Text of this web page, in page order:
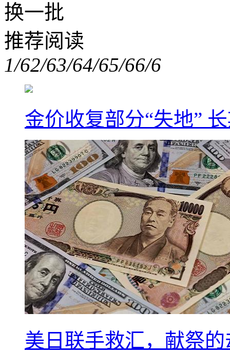
换一批
推荐阅读
1/62/63/64/65/66/6
金价收复部分“失地”
美日联手救汇，献祭